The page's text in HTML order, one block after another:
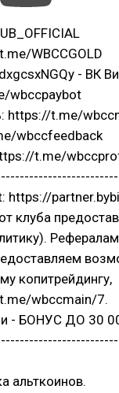
WBCCGOLD
- ВК
wbccpaybot
https://t.me/
wbccfeedback
t.me/
https://
клуба
копитрейдингу,
wbccmain/7.
и - БОНУС ДО 30
альткоинов.